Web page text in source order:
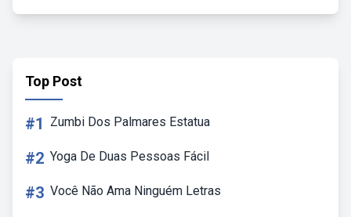
Top Post
#1 Zumbi Dos Palmares Estatua
#2 Yoga De Duas Pessoas Fácil
#3 Você Não Ama Ninguém Letras